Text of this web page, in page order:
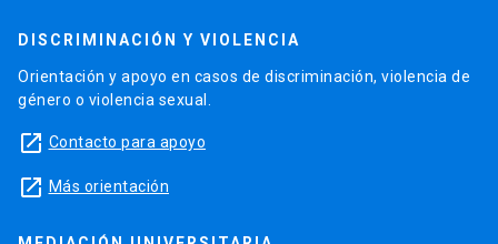
DISCRIMINACIÓN Y VIOLENCIA
Orientación y apoyo en casos de discriminación, violencia de
género o violencia sexual.
launch Contacto para apoyo
launch Más orientación